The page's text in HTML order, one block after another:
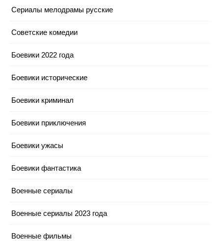
Cериалы мелодрамы русские
Cоветские комедии
Боевики 2022 года
Боевики исторические
Боевики криминал
Боевики приключения
Боевики ужасы
Боевики фантастика
Военные сериалы
Военные сериалы 2023 года
Военные фильмы